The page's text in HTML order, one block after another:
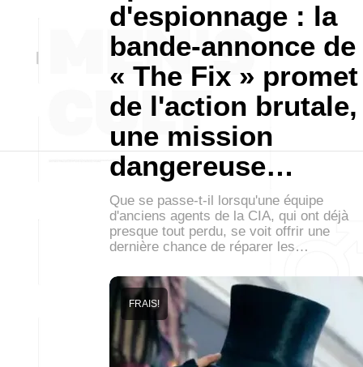
d'espionnage : la
bande-annonce de
« The Fix » promet
de l'action brutale,
une mission
dangereuse…
Que se passe-t-il lorsqu'une équipe
d'anciens agents de la CIA, qui ont déjà
presque tout perdu, se voit offrir une
dernière chance de réparer les…
FRAIS!